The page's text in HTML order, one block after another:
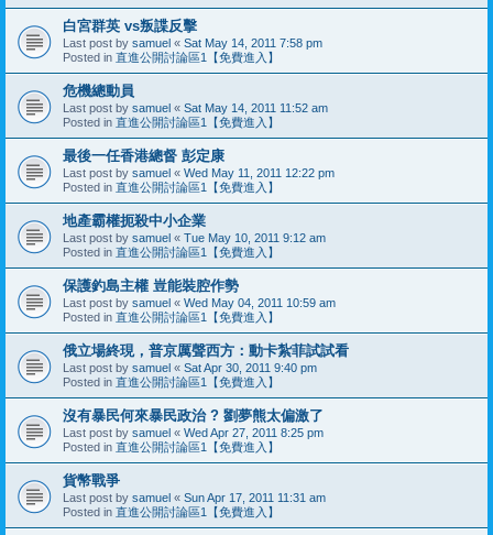
白宮群英 vs叛諜反擊
Last post by samuel « Sat May 14, 2011 7:58 pm
Posted in 直進公開討論區1【免費進入】
危機總動員
Last post by samuel « Sat May 14, 2011 11:52 am
Posted in 直進公開討論區1【免費進入】
最後一任香港總督 彭定康
Last post by samuel « Wed May 11, 2011 12:22 pm
Posted in 直進公開討論區1【免費進入】
地產霸權扼殺中小企業
Last post by samuel « Tue May 10, 2011 9:12 am
Posted in 直進公開討論區1【免費進入】
保護釣島主權 豈能裝腔作勢
Last post by samuel « Wed May 04, 2011 10:59 am
Posted in 直進公開討論區1【免費進入】
俄立場終現，普京厲聲西方：動卡紮菲試試看
Last post by samuel « Sat Apr 30, 2011 9:40 pm
Posted in 直進公開討論區1【免費進入】
沒有暴民何來暴民政治 ? 劉夢熊太偏激了
Last post by samuel « Wed Apr 27, 2011 8:25 pm
Posted in 直進公開討論區1【免費進入】
貨幣戰爭
Last post by samuel « Sun Apr 17, 2011 11:31 am
Posted in 直進公開討論區1【免費進入】